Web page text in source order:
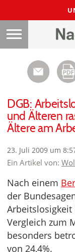
DGB:
und Älteren
Ältere am
23. Juli 2009 um
Ein Artikel von:
Nach einem
der
Arbeitslosigkeit
Vergleich zum
besonders
von 24,4%.